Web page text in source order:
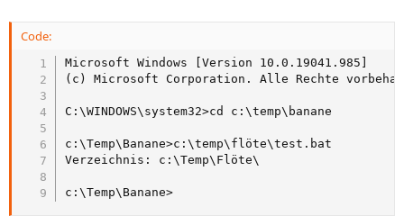
Code:
Microsoft Windows [Version 10.0.19041.985]
(c) Microsoft Corporation. Alle Rechte
C:\WINDOWS\system32>cd c:\temp\banane
c:\Temp\Banane>c:\temp\flöte\test.bat
Verzeichnis: c:\Temp\Flöte\
c:\Temp\Banane>